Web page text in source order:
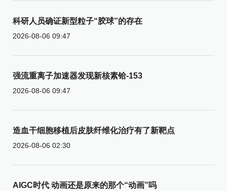
科研人员确证新型粒子“胶球”的存在
2026-08-06 09:47
强流重离子加速器发现新核素铪-153
2026-08-06 09:47
造血干细胞移植后皮肤纤维化治疗有了新靶点
2026-08-06 02:30
AIGC时代 动画还是原来的那个“动画”吗